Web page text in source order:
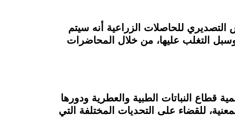
للحاصلات الزراعية أنه سيتم
التغلب عليها، من خلال المحاضرات
قطاع النباتات الطبية والعطرية ودورها
للقضاء على التحديات المختلفة التي